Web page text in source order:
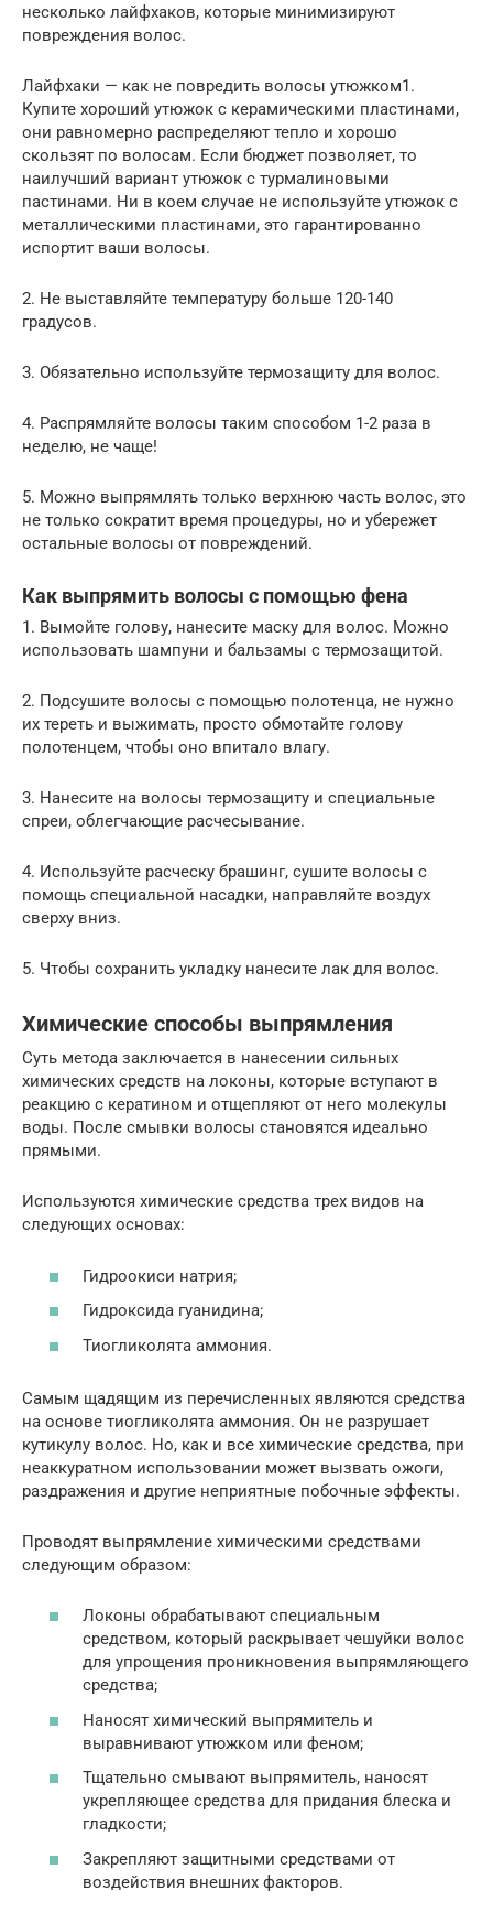
несколько лайфхаков, которые минимизируют
повреждения волос.
Лайфхаки — как не повредить волосы утюжком1.
Купите хороший утюжок с керамическими пластинами,
они равномерно распределяют тепло и хорошо
скользят по волосам. Если бюджет позволяет, то
наилучший вариант утюжок с турмалиновыми
пастинами. Ни в коем случае не используйте утюжок с
металлическими пластинами, это гарантированно
испортит ваши волосы.
2. Не выставляйте температуру больше 120-140
градусов.
3. Обязательно используйте термозащиту для волос.
4. Распрямляйте волосы таким способом 1-2 раза в
неделю, не чаще!
5. Можно выпрямлять только верхнюю часть волос, это
не только сократит время процедуры, но и убережет
остальные волосы от повреждений.
Как выпрямить волосы с помощью фена
1. Вымойте голову, нанесите маску для волос. Можно
использовать шампуни и бальзамы с термозащитой.
2. Подсушите волосы с помощью полотенца, не нужно
их тереть и выжимать, просто обмотайте голову
полотенцем, чтобы оно впитало влагу.
3. Нанесите на волосы термозащиту и специальные
спреи, облегчающие расчесывание.
4. Используйте расческу брашинг, сушите волосы с
помощь специальной насадки, направляйте воздух
сверху вниз.
5. Чтобы сохранить укладку нанесите лак для волос.
Химические способы выпрямления
Суть метода заключается в нанесении сильных
химических средств на локоны, которые вступают в
реакцию с кератином и отщепляют от него молекулы
воды. После смывки волосы становятся идеально
прямыми.
Используются химические средства трех видов на
следующих основах:
Гидроокиси натрия;
Гидроксида гуанидина;
Тиогликолята аммония.
Самым щадящим из перечисленных являются средства
на основе тиогликолята аммония. Он не разрушает
кутикулу волос. Но, как и все химические средства, при
неаккуратном использовании может вызвать ожоги,
раздражения и другие неприятные побочные эффекты.
Проводят выпрямление химическими средствами
следующим образом:
Локоны обрабатывают специальным
средством, который раскрывает чешуйки волос
для упрощения проникновения выпрямляющего
средства;
Наносят химический выпрямитель и
выравнивают утюжком или феном;
Тщательно смывают выпрямитель, наносят
укрепляющее средства для придания блеска и
гладкости;
Закрепляют защитными средствами от
воздействия внешних факторов.